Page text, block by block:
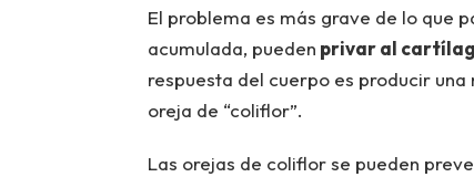
El problema es más grave de lo que
acumulada, pueden privar al
respuesta del cuerpo es producir
oreja de “coliflor”.
Las orejas de coliflor se pueden